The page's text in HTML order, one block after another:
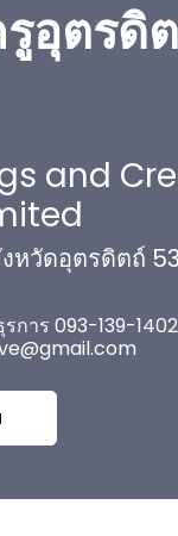
อุตรดิ
and
หวัดอุตรดิตถ์
การ 093-139-1402